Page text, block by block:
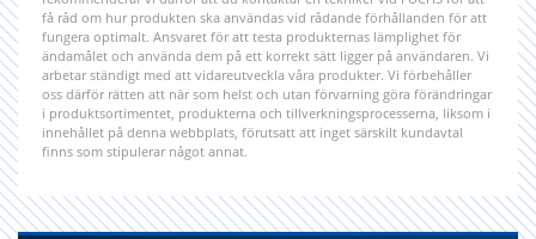
få råd om hur produkten ska användas vid rådande förhållanden för att
fungera optimalt. Ansvaret för att testa produkternas lämplighet för
ändamålet och använda dem på ett korrekt sätt ligger på användaren. Vi
arbetar ständigt med att vidareutveckla våra produkter. Vi förbehåller
oss därför rätten att när som helst och utan förvarning göra förändringar
i produktsortimentet, produkterna och tillverkningsprocesserna, liksom i
innehållet på denna webbplats, förutsatt att inget särskilt kundavtal
finns som stipulerar något annat.